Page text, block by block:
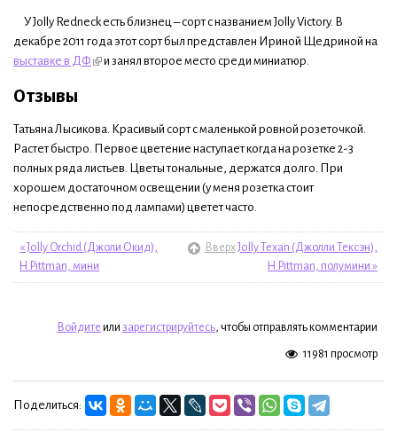
У Jolly Redneck есть близнец – сорт с названием Jolly Victory. В
декабре 2011 года этот сорт был представлен Ириной Щедриной на
выставке в ДФ
и занял второе место среди миниатюр.
Отзывы
Татьяна Лысикова. Красивый сорт с маленькой ровной розеточкой.
Растет быстро. Первое цветение наступает когда на розетке 2-3
полных ряда листьев. Цветы тональные, держатся долго. При
хорошем достаточном освещении (у меня розетка стоит
непосредственно под лампами) цветет часто.
« Jolly Orchid (Джоли Окид),
H.Pittman, мини
ВверхJolly Texan (Джолли Тексэн),
H.Pittman, полумини »
Войдите или зарегистрируйтесь, чтобы отправлять комментарии
11981 просмотр
Поделиться: